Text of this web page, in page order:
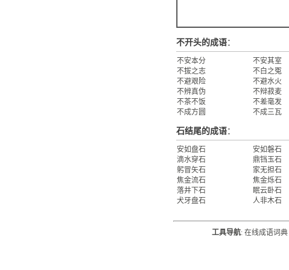
不开头的成语：
不安本分 不安其室
不拔之志
不白之冤
不避艰险
不避水火
不辨真伪
不辩菽麦
不茶不饭
不差毫发
不成方圆
不成三瓦
石结尾的成语：
安如盘石 安如磐石
滴水穿石
鼎铛玉石
躬冒矢石
家无担石
焦金流石
焦金烁石
落井下石
眠云卧石
犬牙盘石
人非木石
工具导航: 在线成语词典